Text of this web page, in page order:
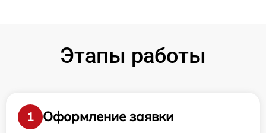
Этапы работы
1 Оформление заявки